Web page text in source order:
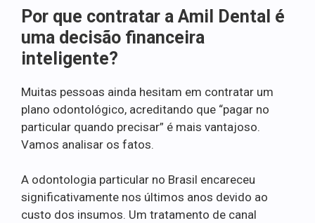
Por que contratar a Amil Dental é
uma decisão financeira
inteligente?
Muitas pessoas ainda hesitam em contratar um
plano odontológico, acreditando que “pagar no
particular quando precisar” é mais vantajoso.
Vamos analisar os fatos.
A odontologia particular no Brasil encareceu
significativamente nos últimos anos devido ao
custo dos insumos. Um tratamento de canal